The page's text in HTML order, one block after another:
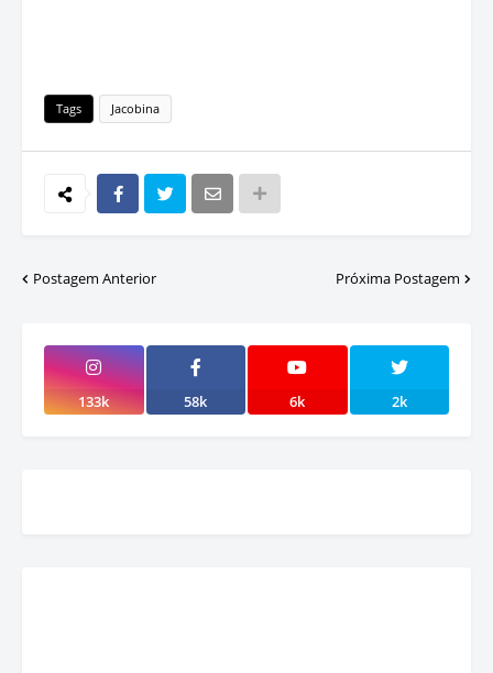
Tags Jacobina
Postagem Anterior Próxima Postagem
133k 58k 6k 2k